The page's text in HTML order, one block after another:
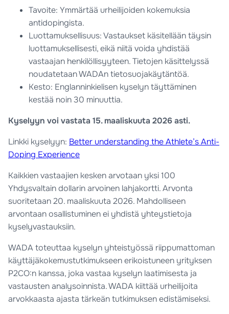
Tavoite: Ymmärtää urheilijoiden kokemuksia
antidopingista.
Luottamuksellisuus: Vastaukset käsitellään täysin
luottamuksellisesti, eikä niitä voida yhdistää
vastaajan henkilöllisyyteen. Tietojen käsittelyssä
noudatetaan WADAn tietosuojakäytäntöä.
Kesto: Englanninkielisen kyselyn täyttäminen
kestää noin 30 minuuttia.
Kyselyyn voi vastata 15. maaliskuuta 2026 asti.
Linkki kyselyyn: Better understanding the Athlete’s Anti-
Doping Experience
Kaikkien vastaajien kesken arvotaan yksi 100
Yhdysvaltain dollarin arvoinen lahjakortti. Arvonta
suoritetaan 20. maaliskuuta 2026. Mahdolliseen
arvontaan osallistuminen ei yhdistä yhteystietoja
kyselyvastauksiin.
WADA toteuttaa kyselyn yhteistyössä riippumattoman
käyttäjäkokemustutkimukseen erikoistuneen yrityksen
P2CO:n kanssa, joka vastaa kyselyn laatimisesta ja
vastausten analysoinnista. WADA kiittää urheilijoita
arvokkaasta ajasta tärkeän tutkimuksen edistämiseksi.